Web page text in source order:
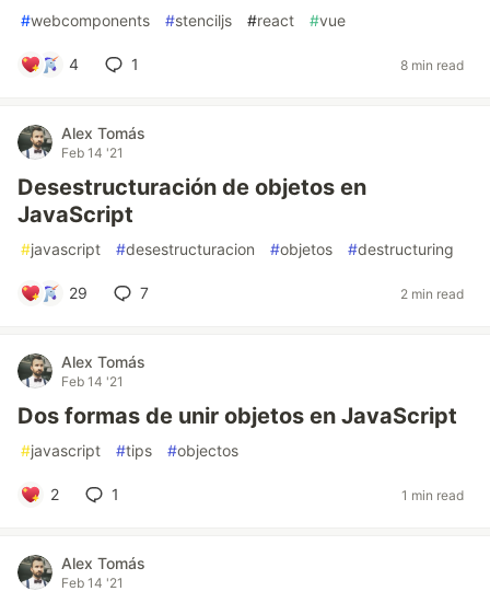
#webcomponents #stenciljs #react #vue
4 1 8 min read
Alex Tomás
Feb 14 '21
Desestructuración de objetos en
JavaScript
#javascript #desestructuracion #objetos #destructuring
29 7 2 min read
Alex Tomás
Feb 14 '21
Dos formas de unir objetos en JavaScript
#javascript #tips #objectos
2 1 1 min read
Alex Tomás
Feb 14 '21